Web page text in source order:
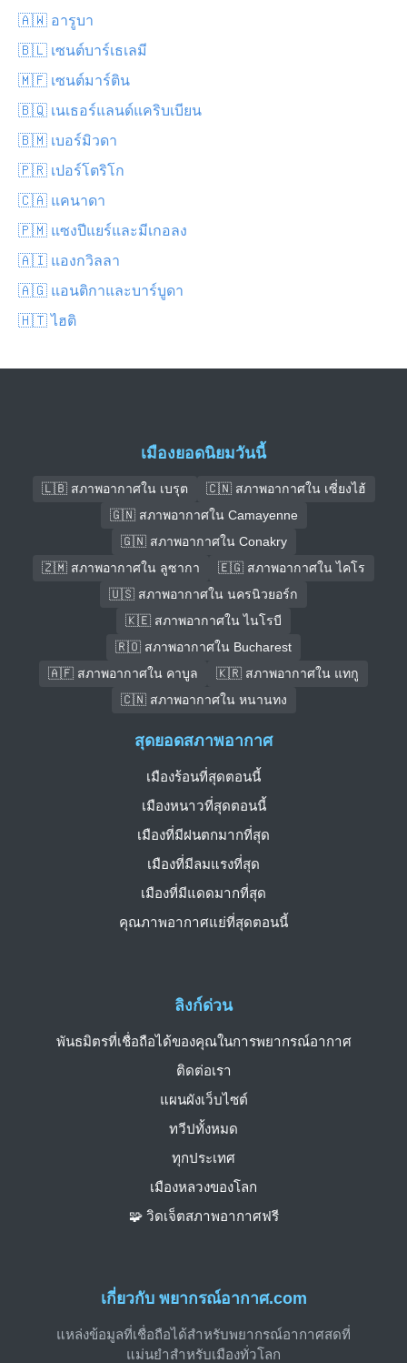
🇦🇼 อารูบา
🇧🇱 เซนต์บาร์เธเลมี
🇲🇫 เซนต์มาร์ติน
🇧🇶 เนเธอร์แลนด์แคริบเบียน
🇧🇲 เบอร์มิวดา
🇵🇷 เปอร์โตริโก
🇨🇦 แคนาดา
🇵🇲 แซงปีแยร์และมีเกอลง
🇦🇮 แองกวิลลา
🇦🇬 แอนติกาและบาร์บูดา
🇭🇹 ไฮติ
เมืองยอดนิยมวันนี้
🇱🇧 สภาพอากาศใน เบรุต
🇨🇳 สภาพอากาศใน เซี่ยงไฮ้
🇬🇳 สภาพอากาศใน Camayenne
🇬🇳 สภาพอากาศใน Conakry
🇿🇲 สภาพอากาศใน ลูซากา
🇪🇬 สภาพอากาศใน ไคโร
🇺🇸 สภาพอากาศใน นครนิวยอร์ก
🇰🇪 สภาพอากาศใน ไนโรบี
🇷🇴 สภาพอากาศใน Bucharest
🇦🇫 สภาพอากาศใน คาบูล
🇰🇷 สภาพอากาศใน แทกู
🇨🇳 สภาพอากาศใน หนานทง
เกี่ยวกับ พยากรณ์อากาศ.com
แหล่งข้อมูลที่เชื่อถือได้สำหรับพยากรณ์อากาศสดที่
แม่นยำสำหรับเมืองทั่วโลก
ลิงก์ด่วน
พันธมิตรที่เชื่อถือได้ของคุณในการพยากรณ์อากาศ
ติดต่อเรา
แผนผังเว็บไซต์
ทวีปทั้งหมด
ทุกประเทศ
เมืองหลวงของโลก
🧩 วิดเจ็ตสภาพอากาศฟรี
สุดยอดสภาพอากาศ
เมืองร้อนที่สุดตอนนี้
เมืองหนาวที่สุดตอนนี้
เมืองที่มีฝนตกมากที่สุด
เมืองที่มีลมแรงที่สุด
เมืองที่มีแดดมากที่สุด
คุณภาพอากาศแย่ที่สุดตอนนี้